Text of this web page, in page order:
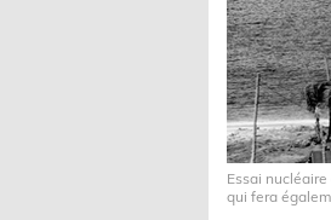
Essai
qui fera